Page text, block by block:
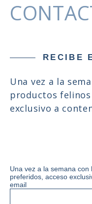
RECIBE
Una vez a la
productos
exclusivo a
Una vez a la semana
preferidos, acceso
email